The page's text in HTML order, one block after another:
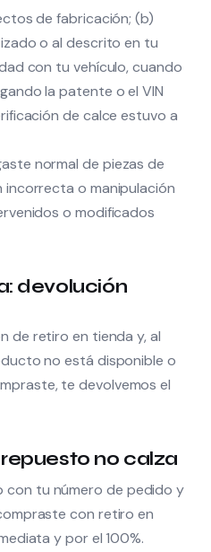
de fabricación; (b)
o al descrito en tu
con tu vehículo, cuando
la patente o el VIN
de calce estuvo a
normal de piezas de
o manipulación
o modificados
devolución
de retiro en tienda y, al
no está disponible o
te devolvemos el
no calza
con tu número de pedido y
con retiro en
y por el 100%.